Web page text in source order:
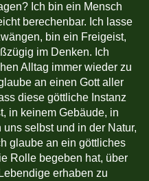
Ich bin ein Mensch
berechenbar. Ich lasse
bin ein Freigeist,
im Denken. Ich
Alltag immer wieder zu
an einen Gott aller
diese göttliche Instanz
in keinem Gebäude, in
selbst und in der Natur,
glaube an ein göttliches
Rolle begeben hat, über
erhaben zu